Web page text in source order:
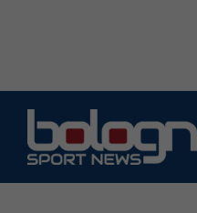
contenuto